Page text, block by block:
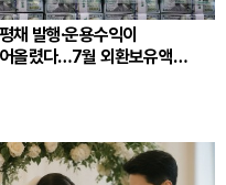
채 발행·운용수익이
올렸다…7월 외환보유액